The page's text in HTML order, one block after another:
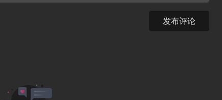
发布评论